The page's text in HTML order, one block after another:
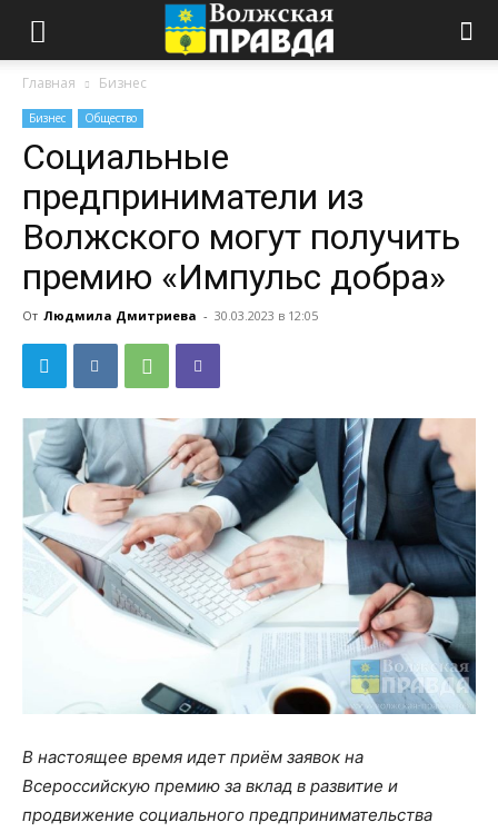
Главная Бизнес
Бизнес Общество
Социальные
предприниматели из
Волжского могут получить
премию «Импульс добра»
От Людмила Дмитриева - 30.03.2023 в 12:05
В настоящее время идет приём заявок на
Всероссийскую премию за вклад в развитие и
продвижение социального предпринимательства